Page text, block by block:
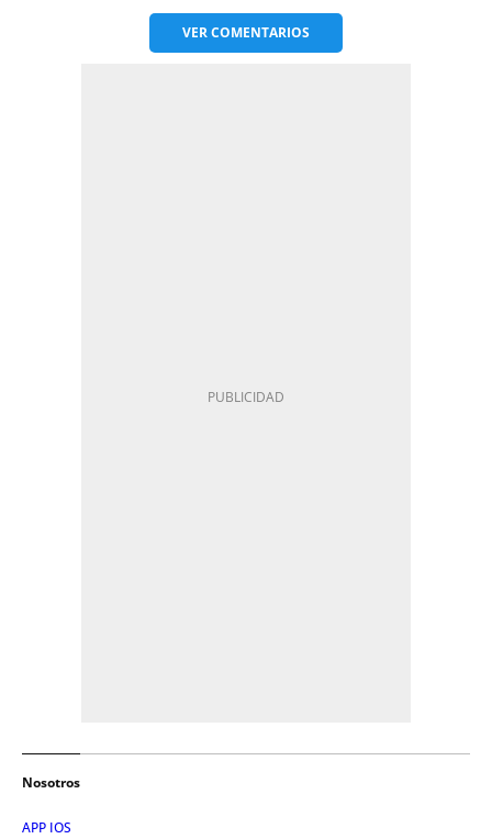
VERCOMENTARIOS
Nosotros
APP IOS